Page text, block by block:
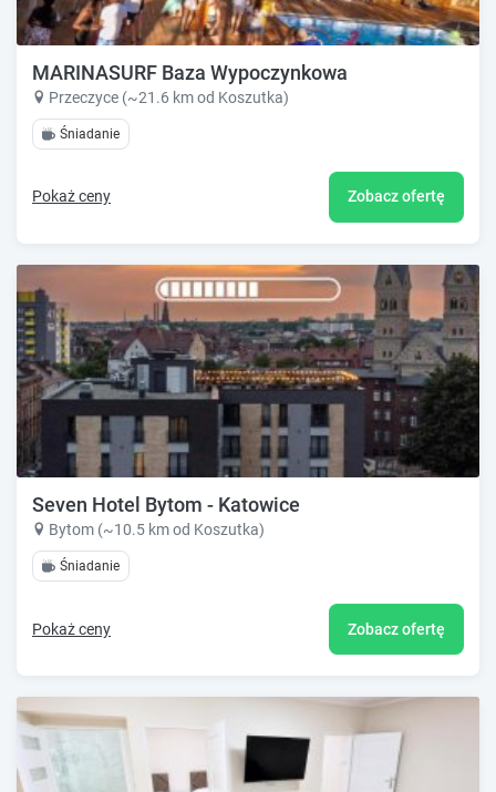
MARINASURF Baza Wypoczynkowa
Przeczyce (~21.6 km od Koszutka)
Śniadanie
Pokaż ceny Zobacz ofertę
Seven Hotel Bytom - Katowice
Bytom (~10.5 km od Koszutka)
Śniadanie
Pokaż ceny Zobacz ofertę